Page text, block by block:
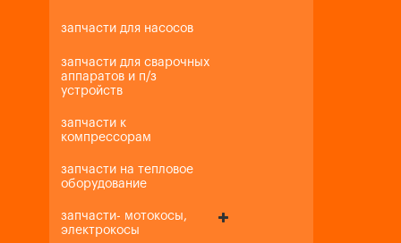
запчасти для насосов
запчасти для сварочных
аппаратов и п/з
устройств
запчасти к
компрессорам
запчасти на тепловое
оборудование
запчасти- мотокосы,
электрокосы